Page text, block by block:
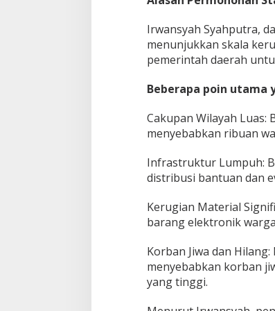
t
r
a
S
a
a
i
e
n
c
n
a
s
i
a
Irwansyah Syahputra,
menunjukkan skala
pemerintah daerah
Beberapa poin
Cakupan Wilayah Luas:
menyebabkan ribuan
Infrastruktur Lumpuh:
distribusi bantuan dan
Kerugian Material
barang elektronik
Korban Jiwa dan
menyebabkan korban
yang tinggi.